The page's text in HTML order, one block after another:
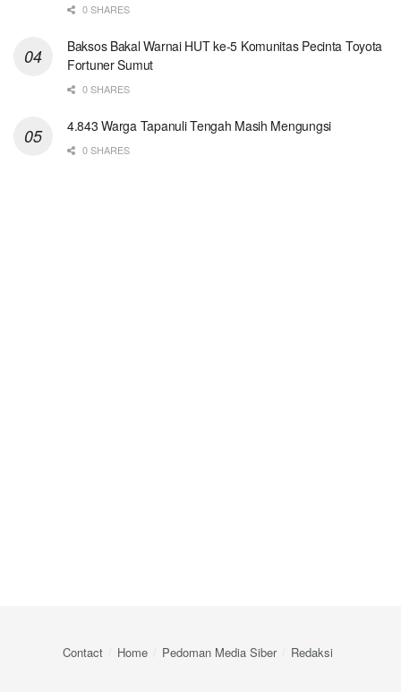
0 SHARES
Baksos Bakal Warnai HUT ke-5 Komunitas Pecinta Toyota
Fortuner Sumut
0 SHARES
4.843 Warga Tapanuli Tengah Masih Mengungsi
0 SHARES
Contact Home Pedoman Media Siber Redaksi